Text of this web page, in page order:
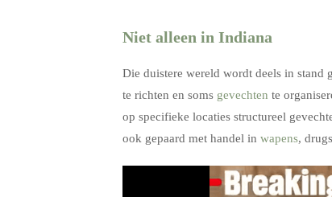
Niet alleen in Indiana
Die duistere wereld wordt deels in stand
te richten en soms gevechten te
op specifieke locaties structureel
ook gepaard met handel in wapens,